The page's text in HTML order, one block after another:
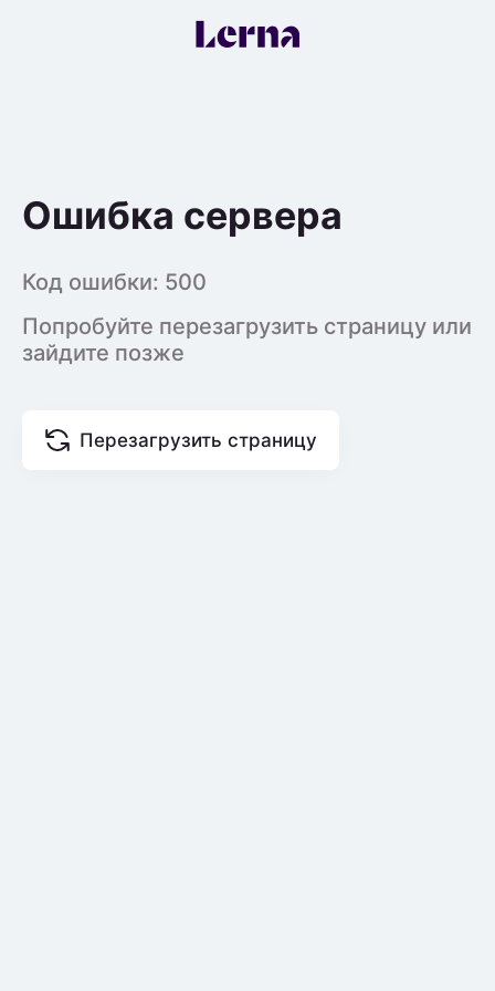
Ошибка сервера
Код ошибки: 500
Попробуйте перезагрузить страницу или
зайдите позже
Перезагрузить страницу